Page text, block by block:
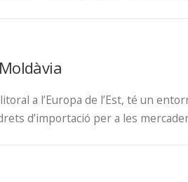
a l’Europa de l’Est, té un
d’importació per a les